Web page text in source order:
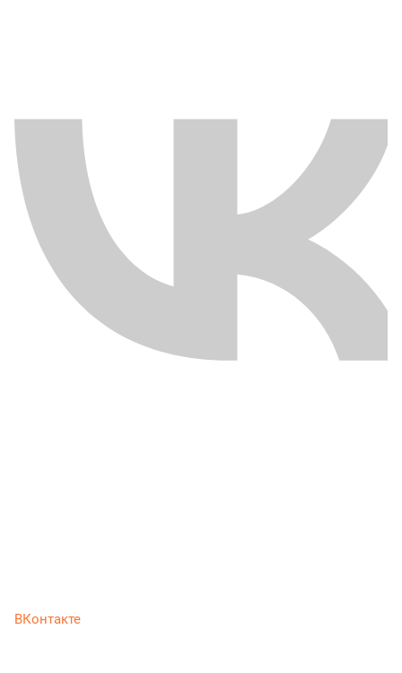
ВКонтакте